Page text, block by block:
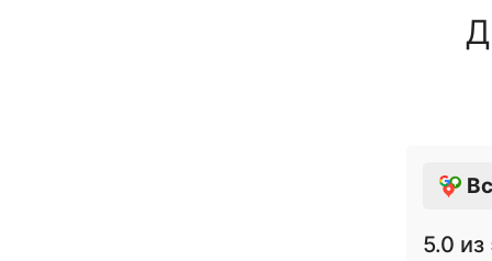
5.0 из